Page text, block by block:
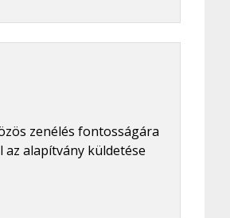
zenélés fontosságára
alapítvány küldetése